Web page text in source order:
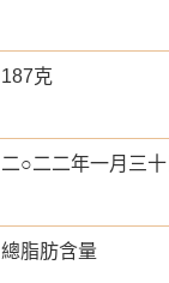
187克
二○二二年一月三十
總脂肪含量